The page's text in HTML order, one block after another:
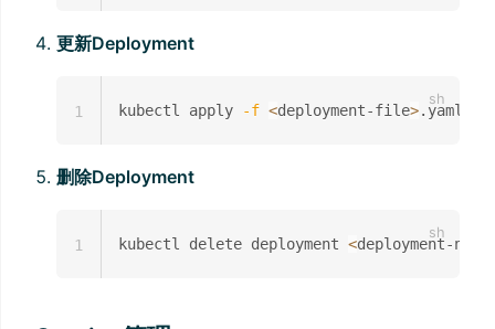
更新Deployment
kubectl apply -f <deployment-file>
1
删除Deployment
kubectl delete deployment <deployment-name
1